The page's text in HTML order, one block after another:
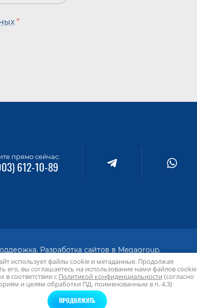
*
прямо сейчас:
612-10-89
Разработка сайтов в Megagroup.
Нотариус Андрей Сергеевич Цветков
Политика конфиденциальности
использует файлы cookie и метаданные. Продолжая
его, вы соглашаетесь на использование нами файлов cookie
в соответствии с Политикой конфиденциальности (согласно
и целям обработки ПД, поименованным в п. 4.3)
ПРОДОЛЖИТЬ